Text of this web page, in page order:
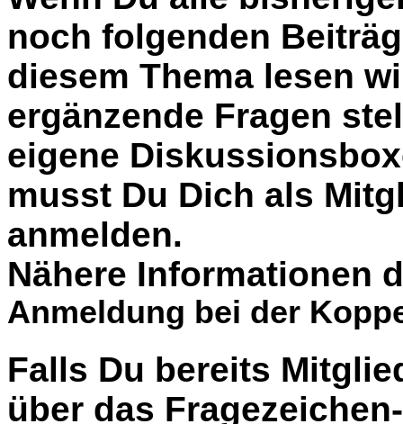
noch folgenden
diesem Thema lesen
ergänzende Fragen
eigene
musst Du Dich als
anmelden.
Nähere Informationen
Anmeldung bei der
Falls Du bereits
über das